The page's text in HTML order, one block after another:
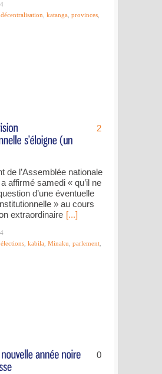
décentralisation katanga provinces
2
de l’Assemblée nationale
affirmé samedi « qu’il ne
d’une éventuelle
» au cours
extraordinaire [...]
élections, kabila, Minaku, parlement,
0